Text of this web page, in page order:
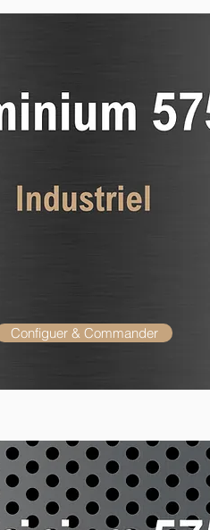
Configuer & Commander